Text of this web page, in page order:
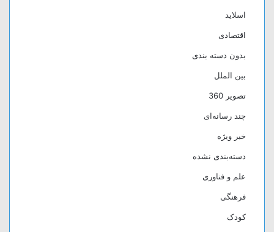
اسلاید
اقتصادی
بدون دسته بندی
بین الملل
تصویر 360
چند رسانه‌ای
خبر ویژه
دسته‌بندی نشده
علم و فناوری
فرهنگی
کودک